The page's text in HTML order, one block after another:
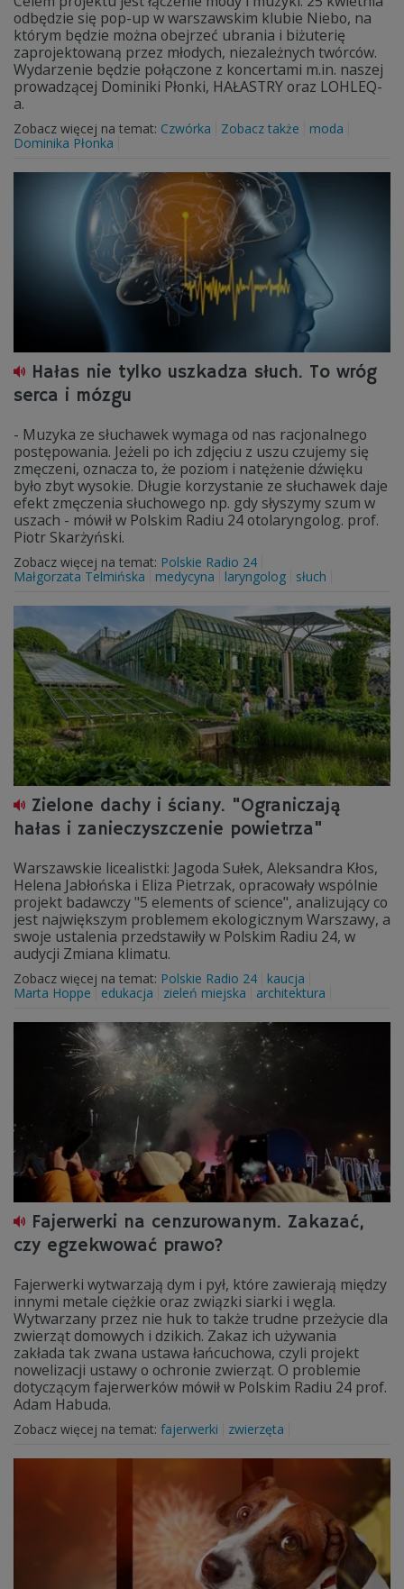
odbędzie się pop-up w warszawskim klubie Niebo, na
którym będzie można obejrzeć ubrania i biżuterię
zaprojektowaną przez młodych, niezależnych twórców.
Wydarzenie będzie połączone z koncertami m.in. naszej
prowadzącej Dominiki Płonki, HAŁASTRY oraz LOHLEQ-
a.
Zobacz więcej na temat: Czwórka Zobacz także
moda
Dominika Płonka
Hałas nie tylko uszkadza słuch. To wróg
serca i mózgu
- Muzyka ze słuchawek wymaga od nas racjonalnego
postępowania. Jeżeli po ich zdjęciu z uszu czujemy się
zmęczeni, oznacza to, że poziom i natężenie dźwięku
było zbyt wysokie. Długie korzystanie ze słuchawek daje
efekt zmęczenia słuchowego np. gdy słyszymy szum w
uszach - mówił w Polskim Radiu 24 otolaryngolog. prof.
Piotr Skarżyński.
Zobacz więcej na temat: Polskie Radio 24
Małgorzata Telmińska
medycyna laryngolog słuch
Zielone dachy i ściany. "Ograniczają
hałas i zanieczyszczenie powietrza"
Warszawskie licealistki: Jagoda Sułek, Aleksandra Kłos,
Helena Jabłońska i Eliza Pietrzak, opracowały wspólnie
projekt badawczy "5 elements of science", analizujący co
jest największym problemem ekologicznym Warszawy, a
swoje ustalenia przedstawiły w Polskim Radiu 24, w
audycji Zmiana klimatu.
Zobacz więcej na temat: Polskie Radio 24
kaucja
Marta Hoppe
edukacja zieleń miejska architektura
Fajerwerki na cenzurowanym. Zakazać,
czy egzekwować prawo?
Fajerwerki wytwarzają dym i pył, które zawierają między
innymi metale ciężkie oraz związki siarki i węgla.
Wytwarzany przez nie huk to także trudne przeżycie dla
zwierząt domowych i dzikich. Zakaz ich używania
zakłada tak zwana ustawa łańcuchowa, czyli projekt
nowelizacji ustawy o ochronie zwierząt. O problemie
dotyczącym fajerwerków mówił w Polskim Radiu 24 prof.
Adam Habuda.
Zobacz więcej na temat: fajerwerki zwierzęta